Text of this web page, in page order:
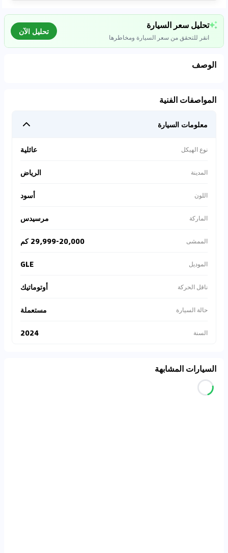
تحليل سعر السيارة
انقر للتحقق من سعر السيارة ومخاطرها
تحليل الآن
الوصف
المواصفات الفنية
معلومات السيارة
نوع الهيكل عائلية
المدينة الرياض
اللون أسود
الماركة مرسيدس
الممشى 29,999-20,000 كم
الموديل GLE
ناقل الحركة أوتوماتيك
حالة السيارة مستعملة
السنة 2024
السيارات المشابهة